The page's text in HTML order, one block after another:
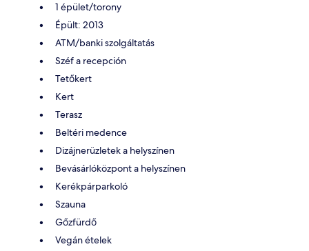
1 épület/torony
Épült: 2013
ATM/banki szolgáltatás
Széf a recepción
Tetőkert
Kert
Terasz
Beltéri medence
Dizájnerüzletek a helyszínen
Bevásárlóközpont a helyszínen
Kerékpárparkoló
Szauna
Gőzfürdő
Vegán ételek